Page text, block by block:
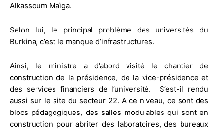
Alkassoum Maïga.
Selon lui, le principal problème des universités du
Burkina, c’est le manque d’infrastructures.
Ainsi, le ministre a d’abord visité le chantier de
construction de la présidence, de la vice-présidence et
des services financiers de l’université. S’est-il rendu
aussi sur le site du secteur 22. A ce niveau, ce sont des
blocs pédagogiques, des salles modulables qui sont en
construction pour abriter des laboratoires, des bureaux